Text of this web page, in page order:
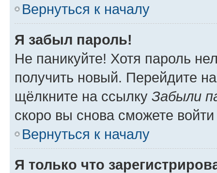
Вернуться к началу
Я забыл пароль!
Не паникуйте! Хотя пароль
получить новый. Перейдите
щёлкните на ссылку Забыли
скоро вы снова сможете
Вернуться к началу
Я только что